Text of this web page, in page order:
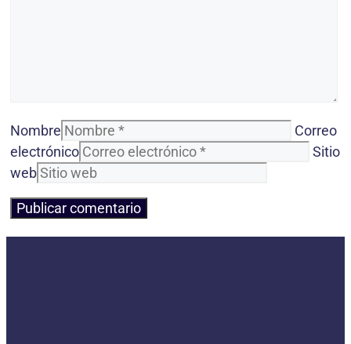
Nombre
Correo
electrónico
Sitio
web